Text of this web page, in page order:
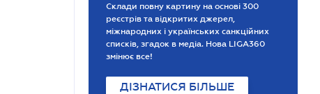
Склади повну картину на основі 300
реєстрів та відкритих джерел,
міжнародних і українських санкційних
списків, згадок в медіа. Нова LIGA360
змінює все!
ДІЗНАТИСЯ БІЛЬШЕ